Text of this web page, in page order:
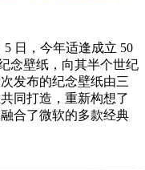
5 日，今年适逢成立 50
念壁纸，向其半个世纪
发布的纪念壁纸由三
同打造，重新构想了
合了微软的多款经典